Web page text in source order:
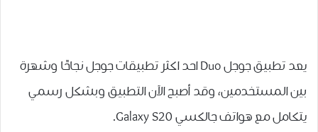
يعد تطبيق جوجل Duo احد اكثر تطبيقات جوجل ﻧﺠﺎﺣًﺎ ﻭﺷﻬﺮﺓ
ﺑﻴﻦ ﺍﻟﻤﺴﺘﺨﺪﻣﻴﻦ، وقد أصبح الآن التطبيق وبشكل رسمي
يتكامل ﻣﻊ ﻫﻮﺍﺗﻒ ﺟﺎﻟﻜﺴﻲ Galaxy S20.